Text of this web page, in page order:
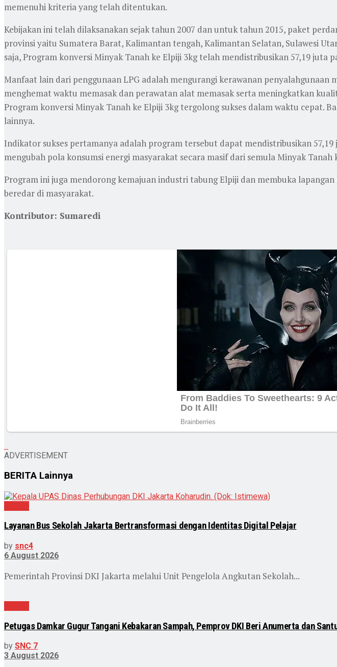
memenuhi kriteria yang telah ditentukan.
Kebijakan ini telah dilaksanakan sejak tahun 2007 dan untuk tahun 2015, paket
provinsi yaitu Sumatera Barat, Kalimantan tengah, Kalimantan Selatan, Sulawesi
saja, Program konversi Minyak Tanah ke Elpiji 3kg telah mendistribusikan 57,19 juta
Manfaat lain dari penggunaan LPG adalah mengurangi kerawanan
menghemat waktu memasak dan perawatan alat memasak serta meningkatkan
Program konversi Minyak Tanah ke Elpiji 3kg tergolong sukses dalam waktu cepat.
lainnya.
Indikator sukses pertamanya adalah program tersebut dapat mendistribusikan
mengubah pola konsumsi energi masyarakat secara masif dari semula Minyak Tanah
Program ini juga mendorong kemajuan industri tabung Elpiji dan membuka
beredar di masyarakat.
Kontributor: Sumaredi
ADVERTISEMENT
BERITA Lainnya
Layanan Bus Sekolah Jakarta Bertransformasi dengan Identitas Digital Pelajar
by snc4
6 August 2026
Pemerintah Provinsi DKI Jakarta melalui Unit Pengelola Angkutan Sekolah...
Petugas Damkar Gugur Tangani Kebakaran Sampah, Pemprov DKI Beri Anumerta dan
by SNC 7
3 August 2026